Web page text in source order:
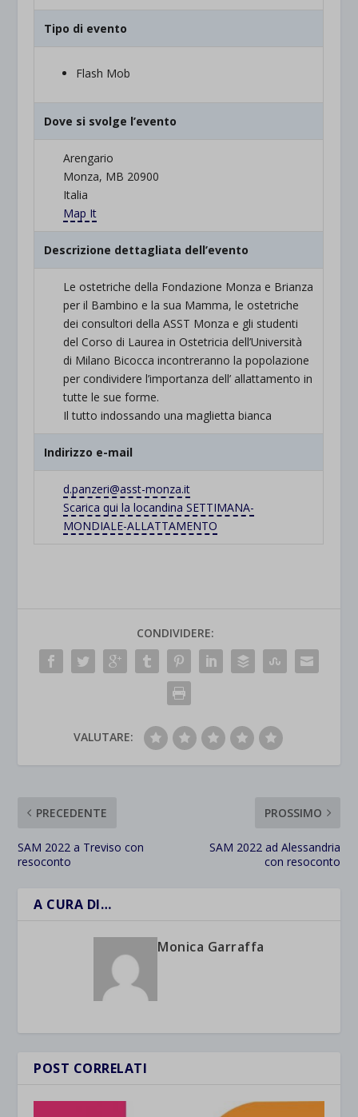
Tipo di evento
Flash Mob
Dove si svolge l’evento
Arengario
Monza, MB 20900
Italia
Map It
Descrizione dettagliata dell’evento
Le ostetriche della Fondazione Monza e Brianza
per il Bambino e la sua Mamma, le ostetriche
dei consultori della ASST Monza e gli studenti
del Corso di Laurea in Ostetricia dell’Università
di Milano Bicocca incontreranno la popolazione
per condividere l’importanza dell’ allattamento in
tutte le sue forme.
Il tutto indossando una maglietta bianca
Indirizzo e-mail
d.panzeri@asst-monza.it
Scarica qui la locandina SETTIMANA-
MONDIALE-ALLATTAMENTO
CONDIVIDERE:
VALUTARE:
PRECEDENTE
SAM 2022 a Treviso con
resoconto
PROSSIMO
SAM 2022 ad Alessandria
con resoconto
A CURA DI…
Monica Garraffa
POST CORRELATI